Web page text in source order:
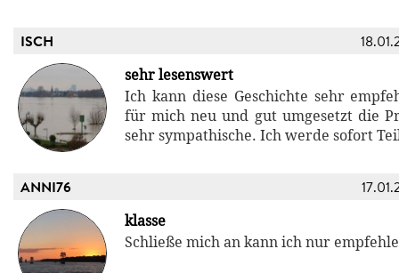
ISCH
sehr lesenswert
Ich kann diese Geschichte sehr
für mich neu und gut umgesetzt die
sehr sympathische. Ich werde sofort
ANNI76
klasse
Schließe mich an kann ich nur